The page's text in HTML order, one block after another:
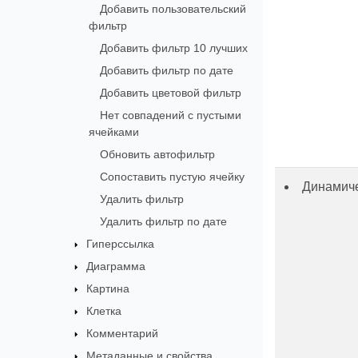
Добавить пользовательский
фильтр
Добавить фильтр 10 лучших
Добавить фильтр по дате
Добавить цветовой фильтр
Нет совпадений с пустыми
ячейками
Обновить автофильтр
Сопоставить пустую ячейку
Удалить фильтр
Удалить фильтр по дате
Гиперссылка
Диаграмма
Картина
Клетка
Комментарий
Метаданные и свойства